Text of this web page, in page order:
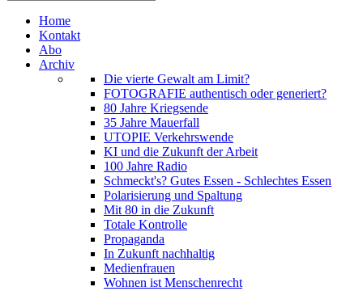
Home
Kontakt
Abo
Archiv
Die vierte Gewalt am Limit?
FOTOGRAFIE authentisch oder generiert?
80 Jahre Kriegsende
35 Jahre Mauerfall
UTOPIE Verkehrswende
KI und die Zukunft der Arbeit
100 Jahre Radio
Schmeckt's? Gutes Essen - Schlechtes Essen
Polarisierung und Spaltung
Mit 80 in die Zukunft
Totale Kontrolle
Propaganda
In Zukunft nachhaltig
Medienfrauen
Wohnen ist Menschenrecht